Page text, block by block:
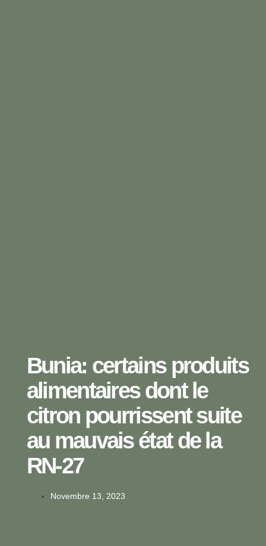
Bunia: certains produits
alimentaires dont le
citron pourrissent suite
au mauvais état de la
RN-27
Novembre 13, 2023